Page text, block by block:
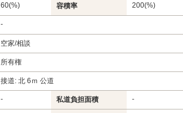
60(%) 容積率 200(%)
-
空家/相談
所有権
接道: 北 6ｍ 公道
- 私道負担面積 -